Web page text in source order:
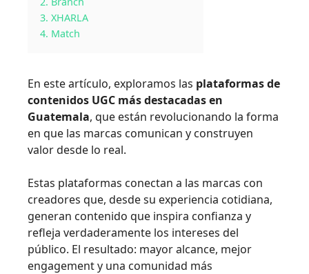
3. XHARLA
4. Match
En este artículo, exploramos las plataformas de
contenidos UGC más destacadas en
Guatemala, que están revolucionando la forma
en que las marcas comunican y construyen
valor desde lo real.
Estas plataformas conectan a las marcas con
creadores que, desde su experiencia cotidiana,
generan contenido que inspira confianza y
refleja verdaderamente los intereses del
público. El resultado: mayor alcance, mejor
engagement y una comunidad más